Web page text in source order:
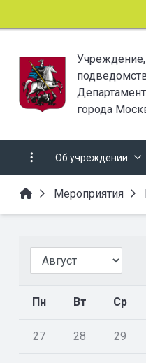
Этот сайт
Учреждение,
города
Об учреждении
Мероприятия
Пн Вт Ср
27 28 29